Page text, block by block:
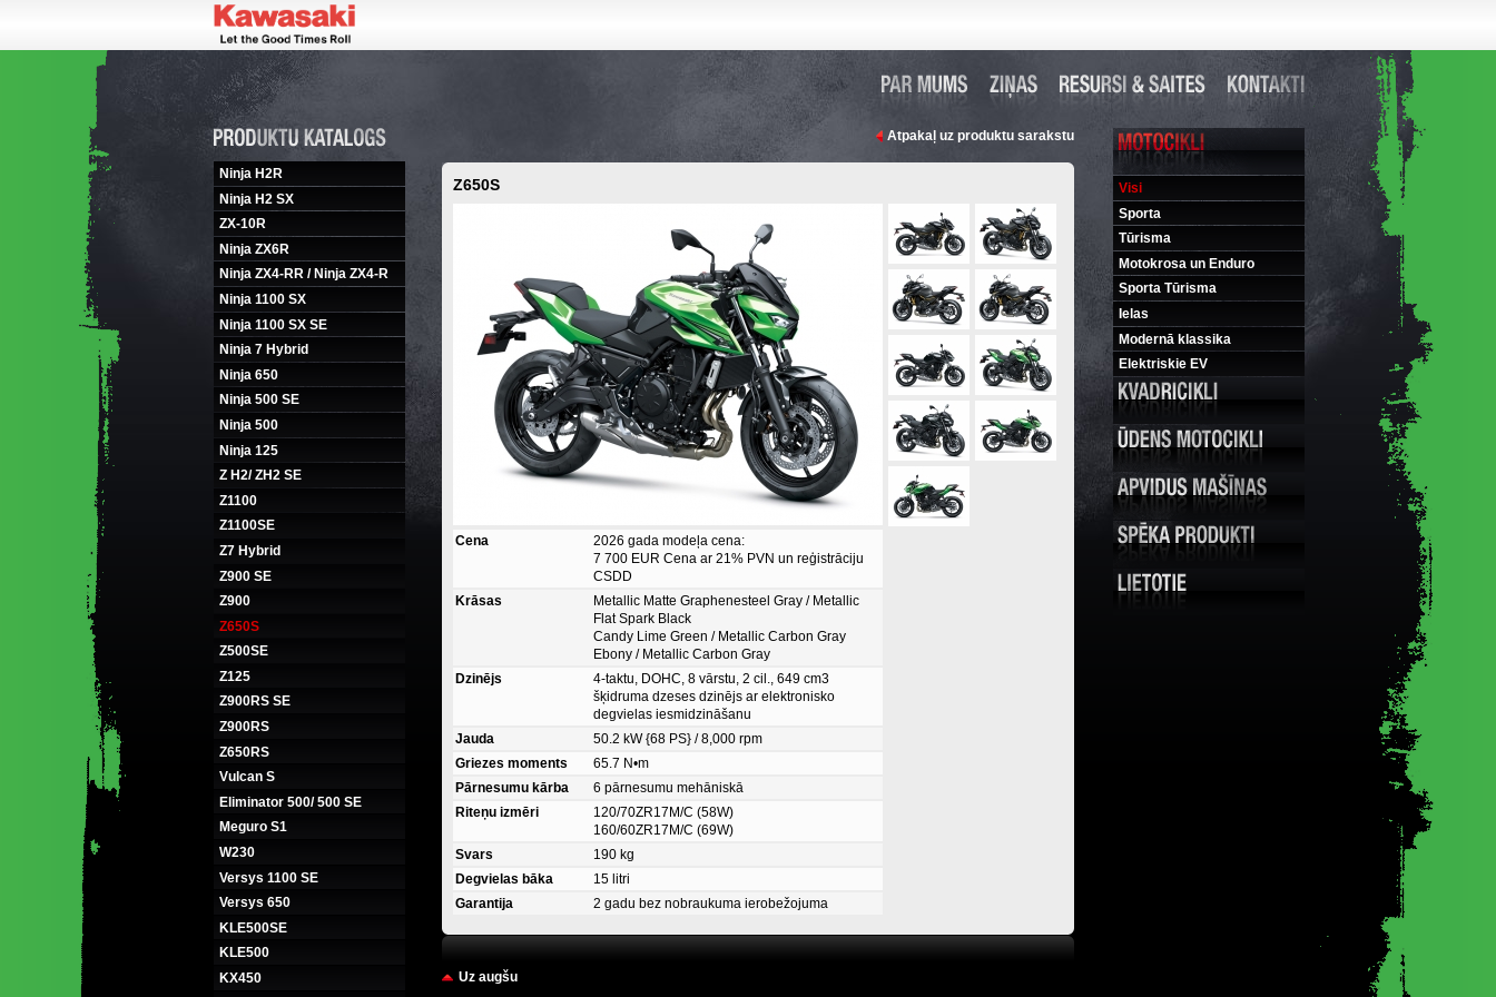
Visi
Sporta
Tūrisma
Motokrosa un Enduro
Sporta Tūrisma
Ielas
Modernā klassika
Elektriskie EV
Atpakaļ uz produktu sarakstu
Ninja H2R
Ninja H2 SX
ZX-10R
Ninja ZX6R
Ninja ZX4-RR / Ninja ZX4-R
Ninja 1100 SX
Ninja 1100 SX SE
Ninja 7 Hybrid
Ninja 650
Ninja 500 SE
Ninja 500
Ninja 125
Z H2/ ZH2 SE
Z1100
Z1100SE
Z7 Hybrid
Z900 SE
Z900
Z650S
Z500SE
Z125
Z900RS SE
Z900RS
Z650RS
Vulcan S
Eliminator 500/ 500 SE
Meguro S1
W230
Versys 1100 SE
Versys 650
KLE500SE
KLE500
KX450
Z650S
Cena
2026 gada modeļa cena:
7 700 EUR Cena ar 21% PVN un reģistrāciju
CSDD
Krāsas
Metallic Matte Graphenesteel Gray / Metallic
Flat Spark Black
Candy Lime Green / Metallic Carbon Gray
Ebony / Metallic Carbon Gray
Dzinējs
4-taktu, DOHC, 8 vārstu, 2 cil., 649 cm3
šķidruma dzeses dzinējs ar elektronisko
degvielas iesmidzināšanu
Jauda
50.2 kW {68 PS} / 8,000 rpm
Griezes moments
65.7 N•m
Pārnesumu kārba
6 pārnesumu mehāniskā
Riteņu izmēri
120/70ZR17M/C (58W)
160/60ZR17M/C (69W)
Svars
190 kg
Degvielas bāka
15 litri
Garantija
2 gadu bez nobraukuma ierobežojuma
Uz augšu